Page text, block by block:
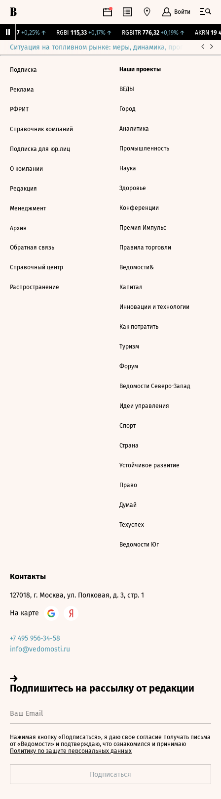
Войти
898,17 +0,25%↑ RGBI 115,33 +0,17%↑ RGBITR 776,32 +0,19%↑ AKRN 19
Ситуация на топливном рынке: меры, динамика, прогнозы
Подписка
Реклама
РФРИТ
Справочник компаний
Подписка для юр.лиц
О компании
Редакция
Менеджмент
Архив
Обратная связь
Справочный центр
Распространение
Наши проекты
ВЕДЫ
Город
Аналитика
Промышленность
Наука
Здоровье
Конференции
Премия Импульс
Правила торговли
Ведомости&
Капитал
Инновации и технологии
Как потратить
Туризм
Форум
Ведомости Северо-Запад
Идеи управления
Спорт
Страна
Устойчивое развитие
Право
Думай
Техуспех
Ведомости Юг
Контакты
127018, г. Москва, ул. Полковая, д. 3, стр. 1
На карте
+7 495 956-34-58
info@vedomosti.ru
Нажимая кнопку «Подписаться», я даю свое согласие получать письма
от «Ведомости» и подтверждаю, что ознакомился и принимаю
Политику по защите персональных данных